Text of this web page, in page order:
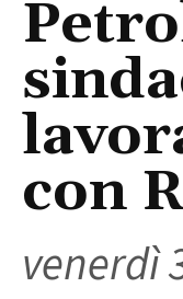
con
venerdì